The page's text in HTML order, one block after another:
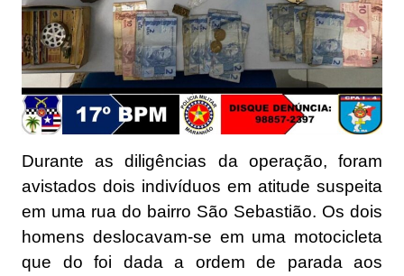
Durante as diligências da operação, foram
avistados dois indivíduos em atitude suspeita
em uma rua do bairro São Sebastião. Os dois
homens deslocavam-se em uma motocicleta
que do foi dada a ordem de parada aos